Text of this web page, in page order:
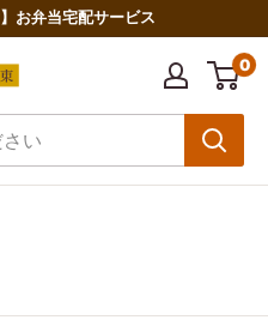
お弁当宅配サービス
0